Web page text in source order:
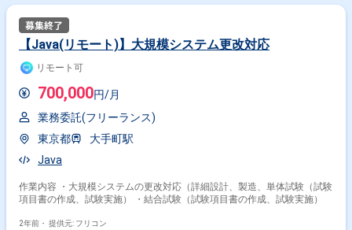
【Java(リモート)】大規模システム更改対応
リモート可
700,000円/月
業務委託(フリーランス)
東京都
大手町駅
Java
作業内容 ・大規模システムの更改対応（詳細設計、製造、単体試験（試験
項目書の作成、試験実施） ・結合試験（試験項目書の作成、試験実施）
2年前・ 提供元: フリコン